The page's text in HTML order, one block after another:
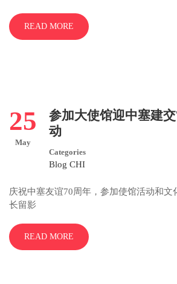
READ MORE
25
May
参加大使馆迎中塞建
动
Categories
Blog CHI
庆祝中塞友谊70周年，参加使馆活动和文
长留影
READ MORE